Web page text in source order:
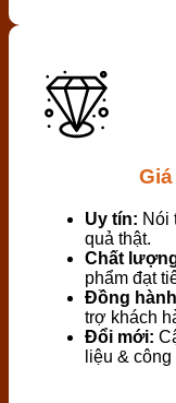
Uy tín: Nói
quả thật.
Chất
phẩm đạt
Đồng
trợ khách
Đổi mới:
liệu &